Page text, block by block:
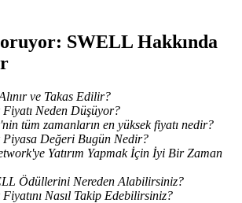
özel yatırımlar
SWELL Hakkında
ve Takas Edilir?
Neden Düşüyor?
tüm zamanların en yüksek fiyatı nedir?
Değeri Bugün Nedir?
Yatırım Yapmak İçin İyi Bir Zaman
Ödüllerini Nereden Alabilirsiniz?
Nasıl Takip Edebilirsiniz?